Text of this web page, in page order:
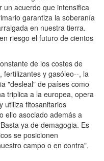
un acuerdo que intensifica
garantiza la soberanía
en nuestra tierra.
riesgo el futuro de cientos
de los costes de
y gasóleo--, la
"desleal" de países como
triplica a la europea, opera
utiliza fitosanitarios
ello asociado además a
ya de demagogia. Es
se posicionen
campo o en contra",